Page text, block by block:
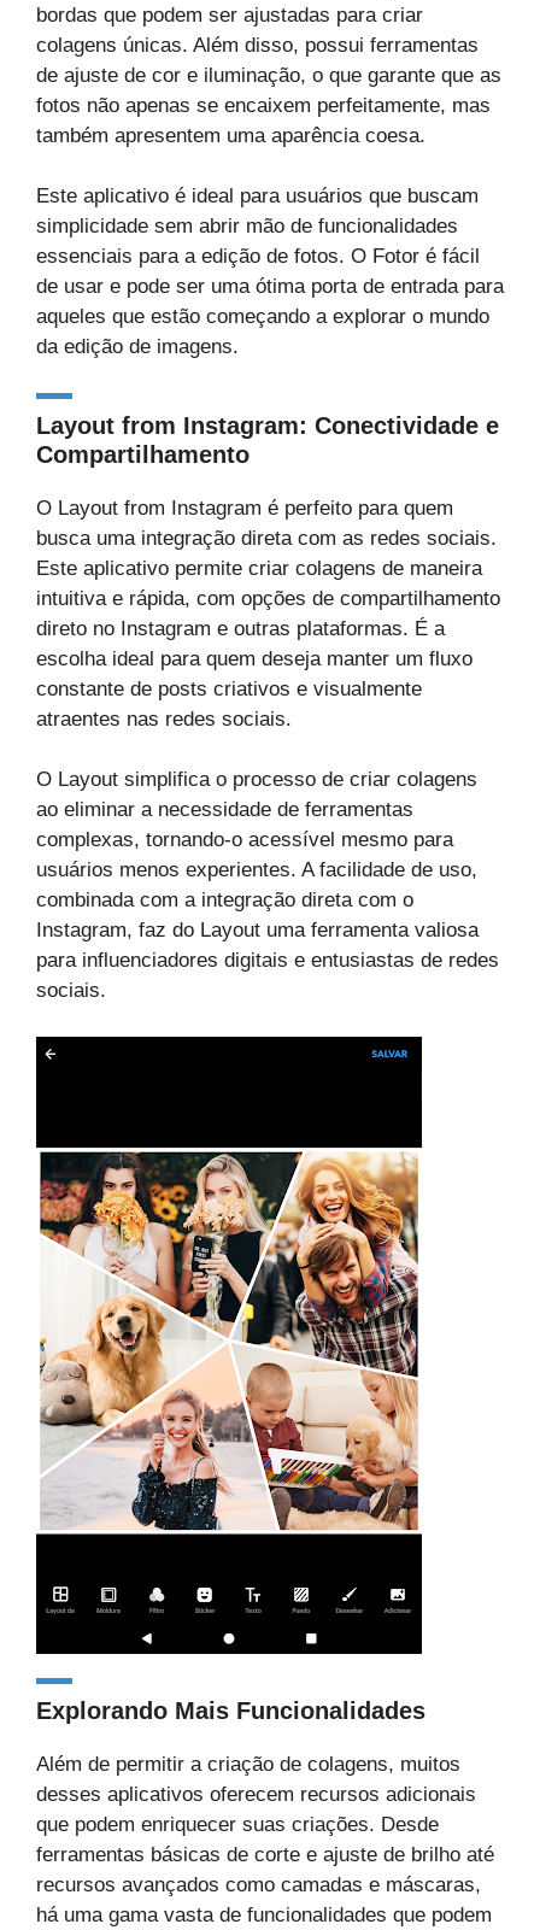
bordas que podem ser ajustadas para criar
colagens únicas. Além disso, possui ferramentas
de ajuste de cor e iluminação, o que garante que as
fotos não apenas se encaixem perfeitamente, mas
também apresentem uma aparência coesa.
Este aplicativo é ideal para usuários que buscam
simplicidade sem abrir mão de funcionalidades
essenciais para a edição de fotos. O Fotor é fácil
de usar e pode ser uma ótima porta de entrada para
aqueles que estão começando a explorar o mundo
da edição de imagens.
Layout from Instagram: Conectividade e
Compartilhamento
O Layout from Instagram é perfeito para quem
busca uma integração direta com as redes sociais.
Este aplicativo permite criar colagens de maneira
intuitiva e rápida, com opções de compartilhamento
direto no Instagram e outras plataformas. É a
escolha ideal para quem deseja manter um fluxo
constante de posts criativos e visualmente
atraentes nas redes sociais.
O Layout simplifica o processo de criar colagens
ao eliminar a necessidade de ferramentas
complexas, tornando-o acessível mesmo para
usuários menos experientes. A facilidade de uso,
combinada com a integração direta com o
Instagram, faz do Layout uma ferramenta valiosa
para influenciadores digitais e entusiastas de redes
sociais.
Explorando Mais Funcionalidades
Além de permitir a criação de colagens, muitos
desses aplicativos oferecem recursos adicionais
que podem enriquecer suas criações. Desde
ferramentas básicas de corte e ajuste de brilho até
recursos avançados como camadas e máscaras,
há uma gama vasta de funcionalidades que podem